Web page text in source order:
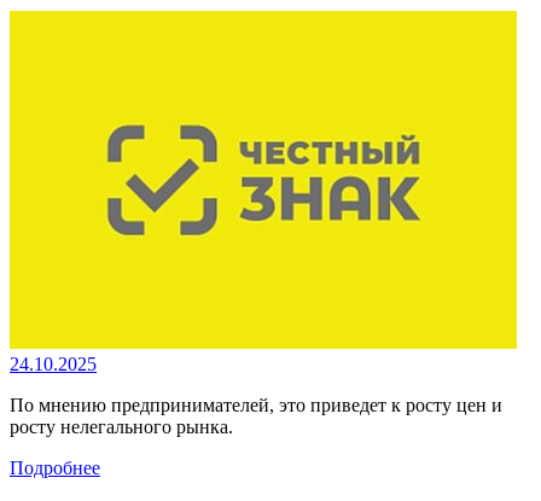
24.10.2025
По мнению предпринимателей, это приведет к росту цен и
росту нелегального рынка.
Подробнее